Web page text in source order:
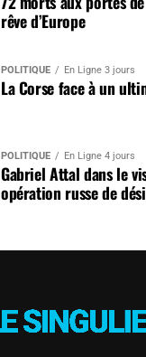
rêve d’Europe
POLITIQUE En Ligne 3 jours
La Corse face à un
POLITIQUE En Ligne 4 jours
Gabriel Attal dans le
opération russe de